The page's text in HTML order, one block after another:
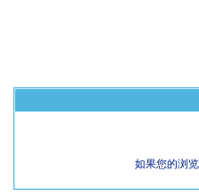
如果您的浏